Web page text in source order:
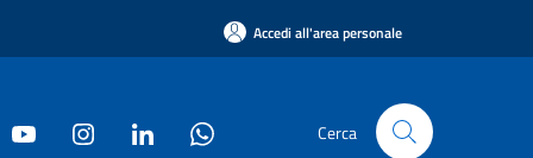
Accedi all'area personale
Cerca